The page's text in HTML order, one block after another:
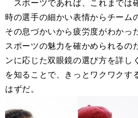
スポーツであれば、これまでは
時の選手の細かい表情からチーム
その息づかいから疲労度がわかっ
スポーツの魅力を確かめられるの
ンに応じた双眼鏡の選び方を詳し
を知ることで、きっとワクワクす
はずだ。